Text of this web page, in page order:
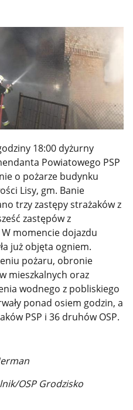
18:00 dyżurny
Powiatowego PSP
o pożarze budynku
Lisy, gm. Banie
trzy zastępy strażaków z
zastępów z
W momencie dojazdu
już objęta ogniem.
pożaru, obronie
mieszkalnych oraz
wodnego z pobliskiego
ponad osiem godzin, a
PSP i 36 druhów OSP.
OSP Grodzisko